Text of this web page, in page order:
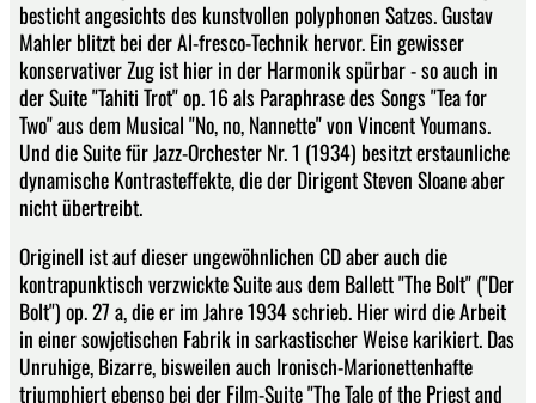
besticht angesichts des kunstvollen polyphonen Satzes. Gustav
Mahler blitzt bei der Al-fresco-Technik hervor. Ein gewisser
konservativer Zug ist hier in der Harmonik spürbar - so auch in
der Suite "Tahiti Trot" op. 16 als Paraphrase des Songs "Tea for
Two" aus dem Musical "No, no, Nannette" von Vincent Youmans.
Und die Suite für Jazz-Orchester Nr. 1 (1934) besitzt erstaunliche
dynamische Kontrasteffekte, die der Dirigent Steven Sloane aber
nicht übertreibt.
Originell ist auf dieser ungewöhnlichen CD aber auch die
kontrapunktisch verzwickte Suite aus dem Ballett "The Bolt" ("Der
Bolt") op. 27 a, die er im Jahre 1934 schrieb. Hier wird die Arbeit
in einer sowjetischen Fabrik in sarkastischer Weise karikiert. Das
Unruhige, Bizarre, bisweilen auch Ironisch-Marionettenhafte
triumphiert ebenso bei der Film-Suite "The Tale of the Priest and